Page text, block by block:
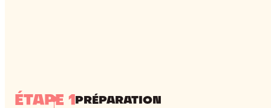
ÉTAPE 1PRÉPARATION